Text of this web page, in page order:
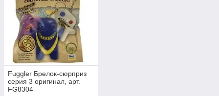
Fuggler Брелок-сюрприз
серия 3 оригинал, арт.
FG8304